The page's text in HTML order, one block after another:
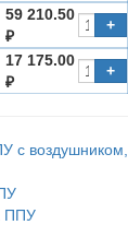
59 210.50
₽
+
17 175.00
₽
+
с воздушником,
ППУ